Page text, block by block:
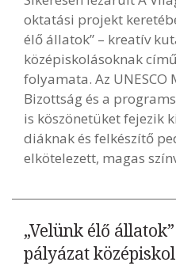
oktatási projekt
élő állatok” – kreatív
középiskolásoknak
folyamata. Az UNESCO
Bizottság és a
is köszönetüket fejezik
diáknak és felkészítő
elkötelezett, magas
„Velünk élő
pályázat